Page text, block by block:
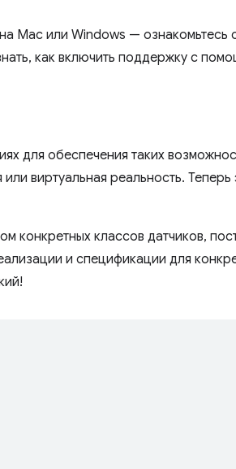
Mac или Windows — ознакомьтесь
как включить поддержку с
для обеспечения таких
виртуальная реальность.
конкретных классов датчиков,
и спецификации для